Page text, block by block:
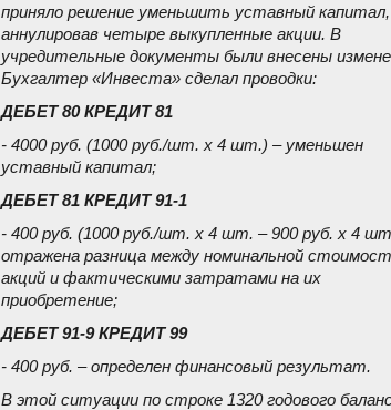
приняло решение уменьшить уставный капитал,
аннулировав четыре выкупленные акции. В
учредительные документы были внесены
Бухгалтер «Инвеста» сделал проводки:
ДЕБЕТ 80 КРЕДИТ 81
- 4000 руб. (1000 руб./шт. x 4 шт.) – уменьшен
уставный капитал;
ДЕБЕТ 81 КРЕДИТ 91-1
- 400 руб. (1000 руб./шт. x 4 шт. – 900 руб. x 4
отражена разница между номинальной
акций и фактическими затратами на их
приобретение;
ДЕБЕТ 91-9 КРЕДИТ 99
- 400 руб. – определен финансовый результат.
В этой ситуации по строке 1320 годового